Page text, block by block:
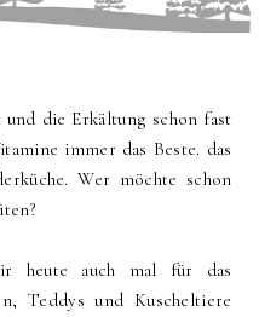
die Erkältung schon fast
immer das Beste. das
Wer möchte schon
heute auch mal für das
Teddys und Kuscheltiere